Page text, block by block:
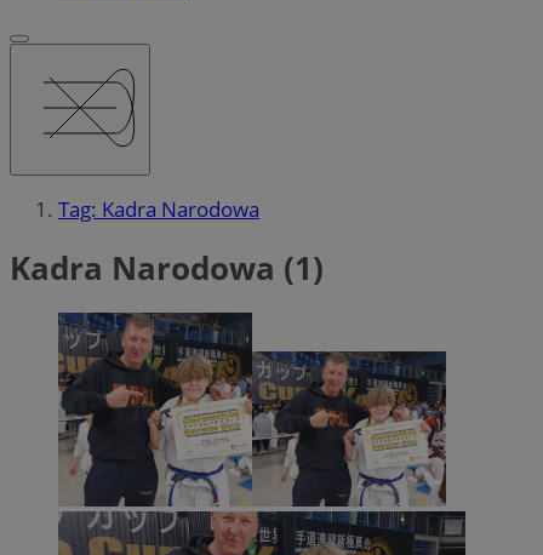
Tag: Kadra Narodowa
Kadra Narodowa (1)